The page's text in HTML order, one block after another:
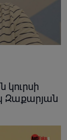
կուրսի
Զաքարյան